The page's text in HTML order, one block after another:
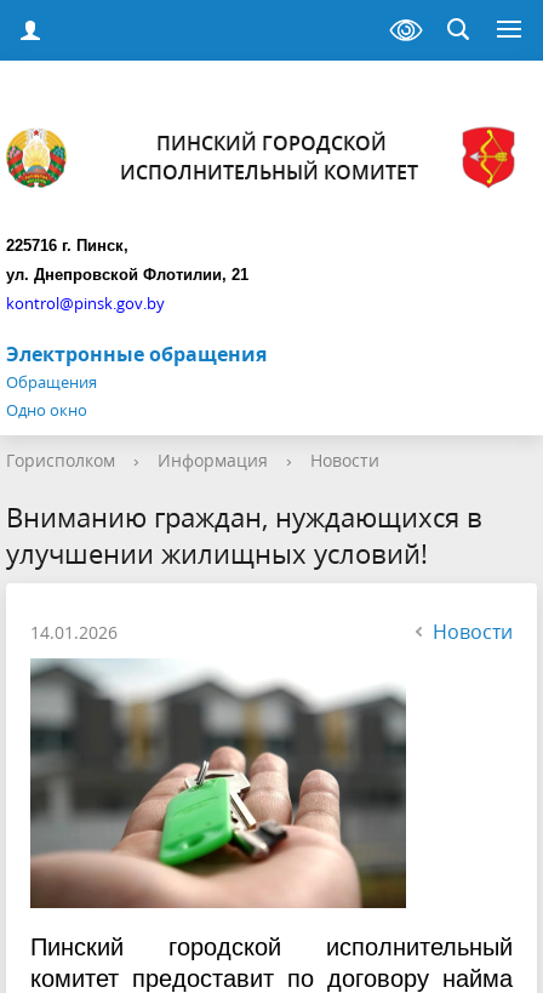
ПИНСКИЙ ГОРОДСКОЙ
ИСПОЛНИТЕЛЬНЫЙ КОМИТЕТ
225716 г. Пинск,
ул. Днепровской Флотилии, 21
kontrol@pinsk.gov.by
Электронные обращения
Обращения
Одно окно
Горисполком › Информация › Новости
Вниманию граждан, нуждающихся в
улучшении жилищных условий!
14.01.2026 Новости
Пинский городской исполнительный
комитет предоставит по договору найма